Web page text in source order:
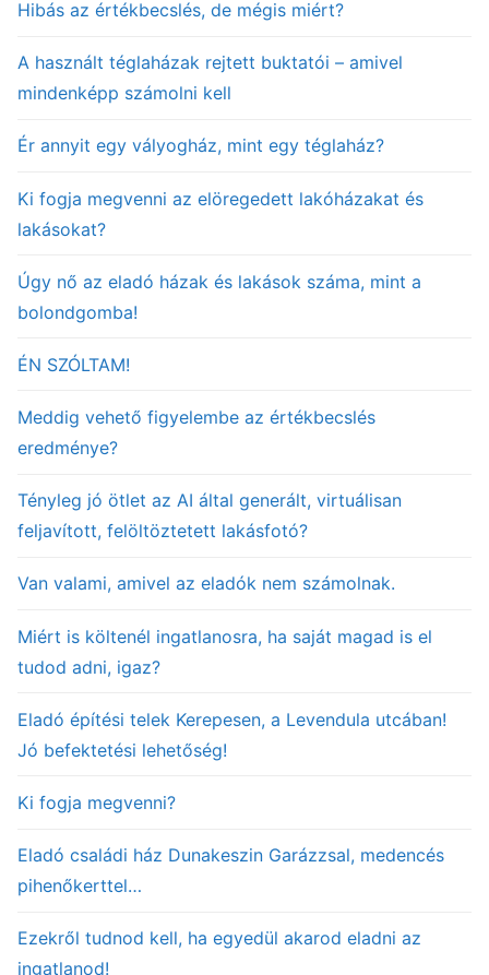
Hibás az értékbecslés, de mégis miért?
A használt téglaházak rejtett buktatói – amivel
mindenképp számolni kell
Ér annyit egy vályogház, mint egy téglaház?
Ki fogja megvenni az elöregedett lakóházakat és
lakásokat?
Úgy nő az eladó házak és lakások száma, mint a
bolondgomba!
ÉN SZÓLTAM!
Meddig vehető figyelembe az értékbecslés
eredménye?
Tényleg jó ötlet az AI által generált, virtuálisan
feljavított, felöltöztetett lakásfotó?
Van valami, amivel az eladók nem számolnak.
Miért is költenél ingatlanosra, ha saját magad is el
tudod adni, igaz?
Eladó építési telek Kerepesen, a Levendula utcában!
Jó befektetési lehetőség!
Ki fogja megvenni?
Eladó családi ház Dunakeszin Garázzsal, medencés
pihenőkerttel…
Ezekről tudnod kell, ha egyedül akarod eladni az
ingatlanod!